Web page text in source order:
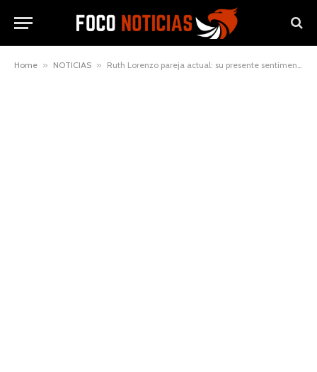
Home » NOTICIAS » Ruth Lorenzo pareja actual: su presente sentimental explicado con claridad